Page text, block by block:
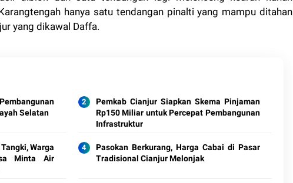
hanya satu tendangan pinalti yang mampu ditahan
yang dikawal Daffa.
Selatan
Pemkab Cianjur Siapkan Skema Pinjaman
Rp150 Miliar untuk Percepat Pembangunan
Infrastruktur
Warga
Minta Air
Pasokan Berkurang, Harga Cabai di Pasar
Tradisional Cianjur Melonjak